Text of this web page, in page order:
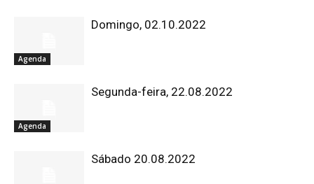
Agenda
Domingo, 02.10.2022
Agenda
Segunda-feira, 22.08.2022
Sábado 20.08.2022